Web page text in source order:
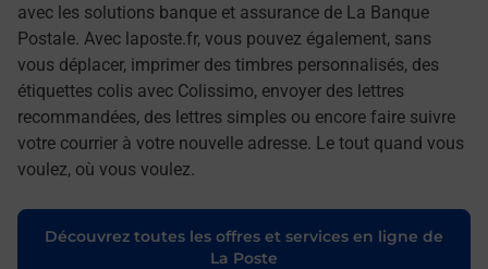
avec les solutions banque et assurance de La Banque
Postale. Avec laposte.fr, vous pouvez également, sans
vous déplacer, imprimer des timbres personnalisés, des
étiquettes colis avec Colissimo, envoyer des lettres
recommandées, des lettres simples ou encore faire suivre
votre courrier à votre nouvelle adresse. Le tout quand vous
voulez, où vous voulez.
Découvrez toutes les offres et services en ligne de
La Poste